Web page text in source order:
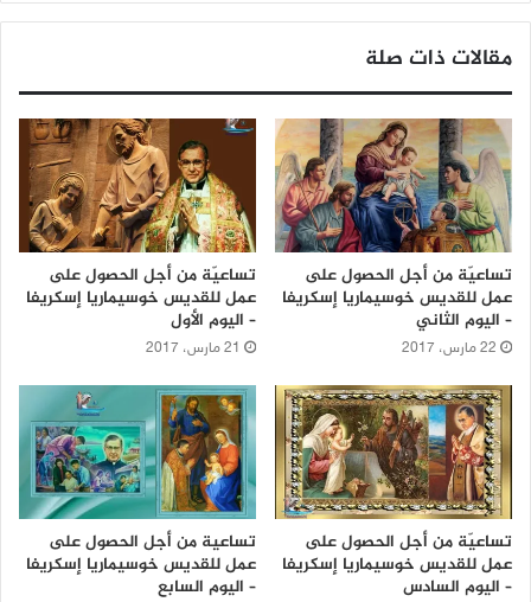
مقالات ذات صلة
تساعيّة من أجل الحصول على
عمل للقديس خوسيماريا إسكريفا
– اليوم الثاني
22 مارس، 2017
تساعيّة من أجل الحصول على
عمل للقديس خوسيماريا إسكريفا
– اليوم الأول
21 مارس، 2017
تساعيّة من أجل الحصول على
عمل للقديس خوسيماريا إسكريفا
– اليوم السادس
تساعية من أجل الحصول على
عمل للقديس خوسيماريا إسكريفا
– اليوم السابع